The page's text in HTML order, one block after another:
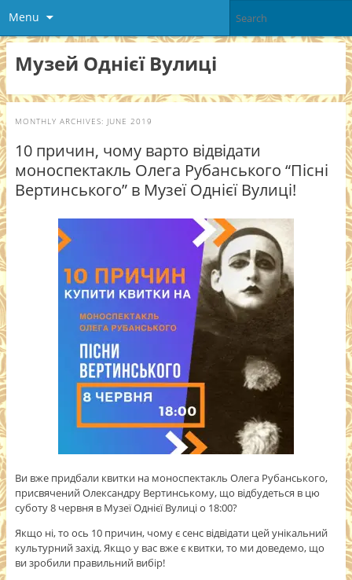
Menu
Музей Однієї Вулиці
MONTHLY ARCHIVES: JUNE 2019
10 причин, чому варто відвідати
моноспектакль Олега Рубанського “Пісні
Вертинського” в Музеї Однієї Вулиці!
Ви вже придбали квитки на моноспектакль Олега Рубанського,
присвячений Олександру Вертинському, що відбудеться в цю
‪суботу 8 червня‬ в Музеї Однієї Вулиці ‪о 18:00‬?
Якщо ні, то ось 10 причин, чому є сенс відвідати цей унікальний
культурний захід. Якщо у вас вже є квитки, то ми доведемо, що
ви зробили правильний вибір!